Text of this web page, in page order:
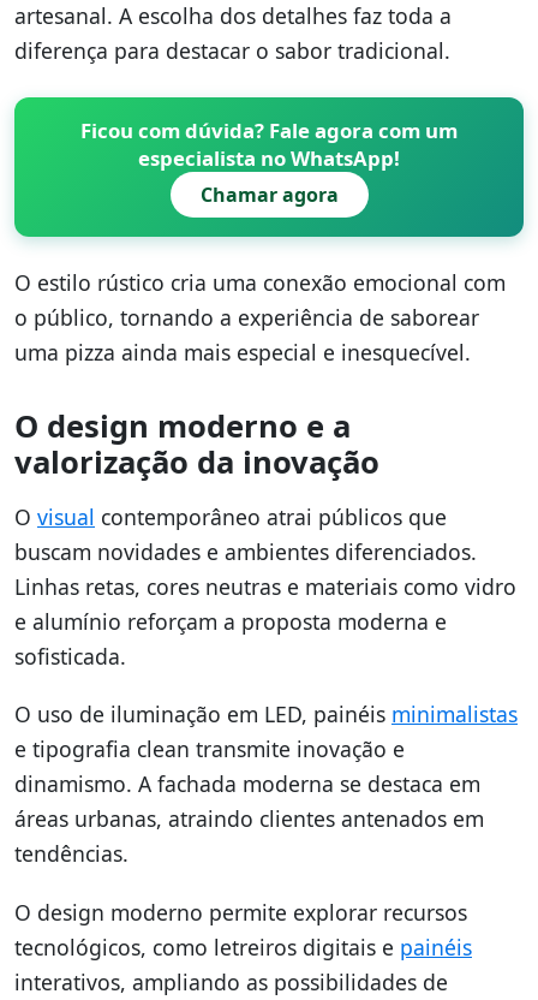
artesanal. A escolha dos detalhes faz toda a
diferença para destacar o sabor tradicional.
Ficou com dúvida? Fale agora com um
especialista no WhatsApp!
Chamar agora
O estilo rústico cria uma conexão emocional com
o público, tornando a experiência de saborear
uma pizza ainda mais especial e inesquecível.
O design moderno e a
valorização da inovação
O visual contemporâneo atrai públicos que
buscam novidades e ambientes diferenciados.
Linhas retas, cores neutras e materiais como vidro
e alumínio reforçam a proposta moderna e
sofisticada.
O uso de iluminação em LED, painéis minimalistas
e tipografia clean transmite inovação e
dinamismo. A fachada moderna se destaca em
áreas urbanas, atraindo clientes antenados em
tendências.
O design moderno permite explorar recursos
tecnológicos, como letreiros digitais e painéis
interativos, ampliando as possibilidades de